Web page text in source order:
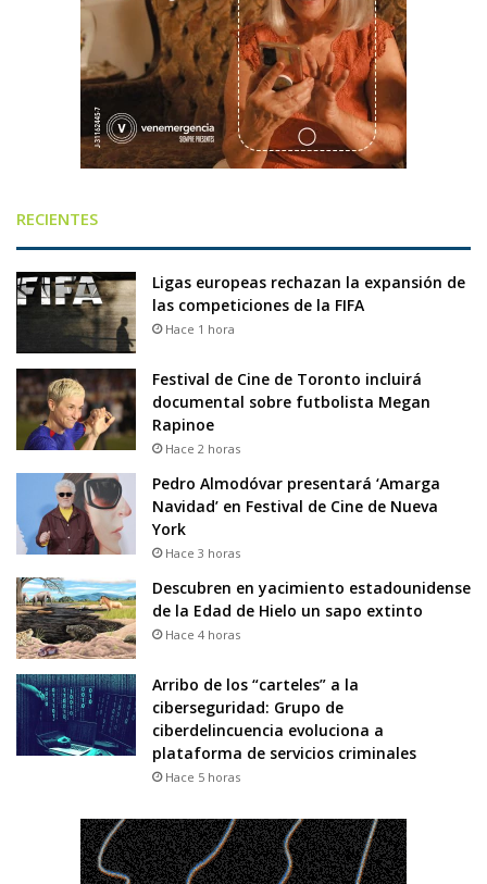
RECIENTES
Ligas europeas rechazan la expansión de
las competiciones de la FIFA
Hace 1 hora
Festival de Cine de Toronto incluirá
documental sobre futbolista Megan
Rapinoe
Hace 2 horas
Pedro Almodóvar presentará ‘Amarga
Navidad’ en Festival de Cine de Nueva
York
Hace 3 horas
Descubren en yacimiento estadounidense
de la Edad de Hielo un sapo extinto
Hace 4 horas
Arribo de los “carteles” a la
ciberseguridad: Grupo de
ciberdelincuencia evoluciona a
plataforma de servicios criminales
Hace 5 horas